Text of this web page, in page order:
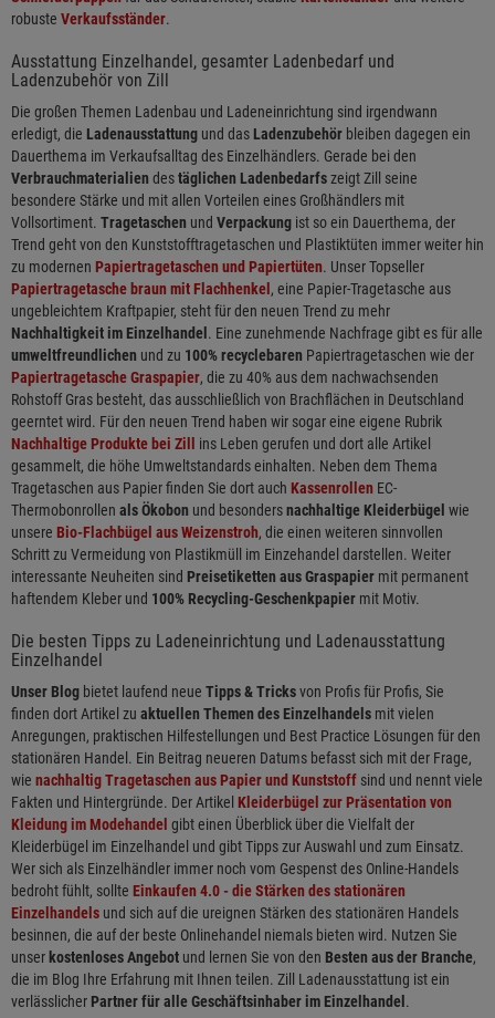
robuste Verkaufsständer.
Ausstattung Einzelhandel, gesamter Ladenbedarf und
Ladenzubehör von Zill
Die großen Themen Ladenbau und Ladeneinrichtung sind irgendwann
erledigt, die Ladenausstattung und das Ladenzubehör bleiben dagegen ein
Dauerthema im Verkaufsalltag des Einzelhändlers. Gerade bei den
Verbrauchmaterialien destäglichen Ladenbedarfszeigt Zill seine
besondere Stärke und mit allen Vorteilen eines Großhändlers mit
Vollsortiment. Tragetaschen und Verpackung ist so ein Dauerthema, der
Trend geht von den Kunststofftragetaschen und Plastiktüten immer weiter hin
zu modernen Papiertragetaschen und Papiertüten. Unser Topseller
Papiertragetasche braun mit Flachhenkel , eine Papier-Tragetasche aus
ungebleichtem Kraftpapier, steht für den neuen Trend zu mehr
Nachhaltigkeit im Einzelhandel . Eine zunehmende Nachfrage gibt es für alle
umweltfreundlichen und zu 100% recyclebaren Papiertragetaschen wie der
Papiertragetasche Graspapier, die zu 40% aus dem nachwachsenden
Rohstoff Gras besteht, das ausschließlich von Brachflächen in Deutschland
geerntet wird. Für den neuen Trend haben wir sogar eine eigene Rubrik
Nachhaltige Produkte bei Zill
ins Leben gerufen und dort alle Artikel
gesammelt, die höhe Umweltstandards einhalten. Neben dem Thema
Tragetaschen aus Papier finden Sie dort auch Kassenrollen EC-
Thermobonrollen als Ökobon und besondersnachhaltige Kleiderbügel wie
unsere Bio-Flachbügel aus Weizenstroh, die einen weiteren sinnvollen
Schritt zu Vermeidung von Plastikmüll im Einzehandel darstellen. Weiter
interessante Neuheiten sind Preisetiketten aus Graspapier mit permanent
haftendem Kleber und 100% Recycling-Geschenkpapier mit Motiv.
Die besten Tipps zu Ladeneinrichtung und Ladenausstattung
Einzelhandel
Unser Blog bietet laufend neue Tipps & Tricksvon Profis für Profis, Sie
finden dort Artikel zu aktuellen Themen des Einzelhandels mit vielen
Anregungen, praktischen Hilfestellungen und Best Practice Lösungen für den
stationären Handel. Ein Beitrag neueren Datums befasst sich mit der Frage,
wie nachhaltig Tragetaschen aus Papier und Kunststoff sind und nennt viele
Fakten und Hintergründe. Der Artikel Kleiderbügel zur Präsentation von
Kleidung im Modehandel gibt einen Überblick über die Vielfalt der
Kleiderbügel im Einzelhandel und gibt Tipps zur Auswahl und zum Einsatz.
Wer sich als Einzelhändler immer noch vom Gespenst des Online-Handels
bedroht fühlt, sollte Einkaufen 4.0 - die Stärken des stationären
Einzelhandels und sich auf die ureignen Stärken des stationären Handels
besinnen, die auf der beste Onlinehandel niemals bieten wird. Nutzen Sie
unser kostenloses Angebot und lernen Sie von den Besten aus der Branche,
die im Blog Ihre Erfahrung mit Ihnen teilen. Zill Ladenausstattung ist ein
verlässlicher Partner für alle Geschäftsinhaber im Einzelhandel .